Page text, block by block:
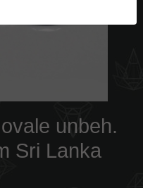
unbeh.
Sri Lanka